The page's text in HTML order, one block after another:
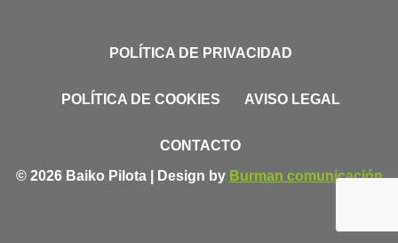
POLÍTICA DE PRIVACIDAD
POLÍTICA DE COOKIES AVISO LEGAL
CONTACTO
© 2026 Baiko Pilota | Design by Burman comunicación